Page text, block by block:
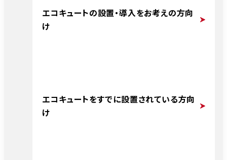
エコキュートの設置・導入をお考えの方向
け
エコキュートをすでに設置されている方向
け